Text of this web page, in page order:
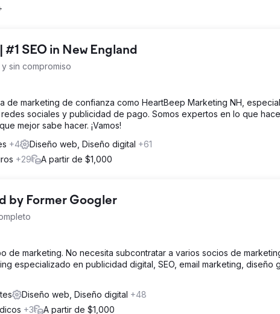
SEO in New England
y sin compromiso
de marketing de confianza como HeartBeep Marketing NH,
sociales y publicidad de pago. Somos expertos en lo que
mejor sabe hacer. ¡Vamos!
+4 Diseño web, Diseño digital +61
+29 A partir de $1,000
by Former Googler
de marketing. No necesita subcontratar a varios socios de
especializado en publicidad digital, SEO, email marketing, diseño
Diseño web, Diseño digital +48
+3 A partir de $1,000